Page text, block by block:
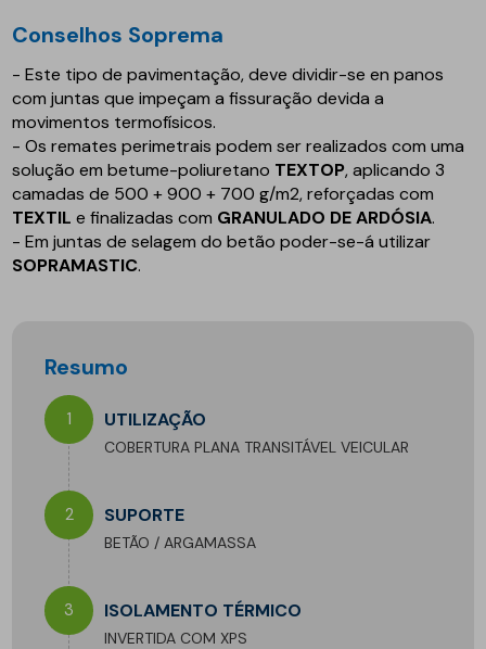
Conselhos Soprema
- Este tipo de pavimentação, deve dividir-se en panos
com juntas que impeçam a fissuração devida a
movimentos termofísicos.
- Os remates perimetrais podem ser realizados com uma
solução em betume-poliuretano TEXTOP, aplicando 3
camadas de 500 + 900 + 700 g/m2, reforçadas com
TEXTILe finalizadas com GRANULADO DE ARDÓSIA.
- Em juntas de selagem do betão poder-se-á utilizar
SOPRAMASTIC.
Resumo
1 UTILIZAÇÃO
COBERTURA PLANA TRANSITÁVEL VEICULAR
2 SUPORTE
BETÃO / ARGAMASSA
3 ISOLAMENTO TÉRMICO
INVERTIDA COM XPS